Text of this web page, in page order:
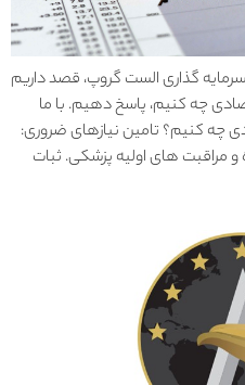
گذاری الست گروپ، قصد داریم
چه کنیم، پاسخ دهیم. با ما
چه کنیم؟ تامین نیازهای ضروری:
و مراقبت های اولیه پزشکی. ثبات